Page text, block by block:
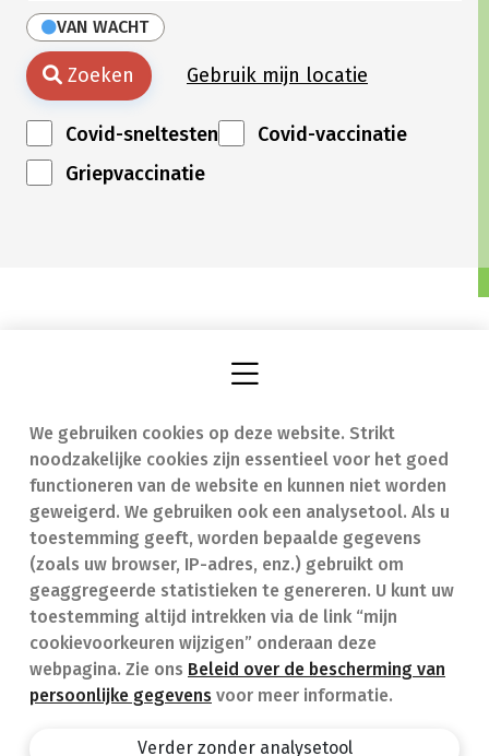
We gebruiken cookies op deze website. Strikt
noodzakelijke cookies zijn essentieel voor het goed
functioneren van de website en kunnen niet worden
geweigerd. We gebruiken ook een analysetool. Als u
toestemming geeft, worden bepaalde gegevens
(zoals uw browser, IP-adres, enz.) gebruikt om
geaggregeerde statistieken te genereren. U kunt uw
toestemming altijd intrekken via de link “mijn
cookievoorkeuren wijzigen” onderaan deze
webpagina. Zie ons Beleid over de bescherming van
persoonlijke gegevens voor meer informatie.
Verder zonder analysetool
VAN WACHT
Zoeken Gebruik mijn locatie
Covid-sneltesten
Covid-vaccinatie
Griepvaccinatie
Vind een apotheek
Onze expertise
Ziekten
Geneesmiddelen
In geval van nood
Contact
Veelgestelde vragen
(FAQ)
Apotheek.be Privacy policy